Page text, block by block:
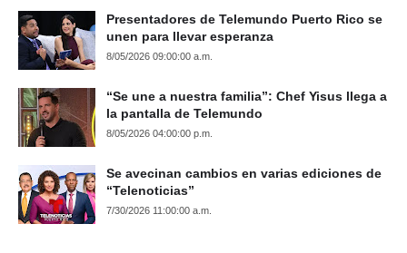
Presentadores de Telemundo Puerto Rico se
unen para llevar esperanza
8/05/2026 09:00:00 a.m.
“Se une a nuestra familia”: Chef Yisus llega a
la pantalla de Telemundo
8/05/2026 04:00:00 p.m.
Se avecinan cambios en varias ediciones de
“Telenoticias”
7/30/2026 11:00:00 a.m.